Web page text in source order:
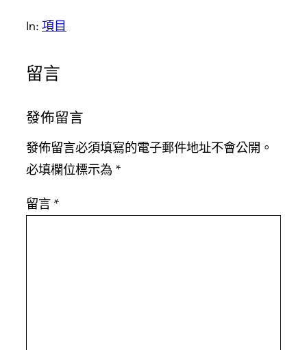
In: 項目
留言
發佈留言
發佈留言必須填寫的電子郵件地址不會公開。
必填欄位標示為 *
留言 *